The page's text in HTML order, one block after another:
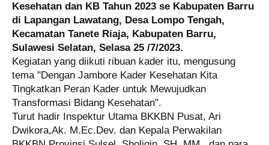
Kesehatan dan KB Tahun 2023 se Kabupaten Barru
di Lapangan Lawatang, Desa Lompo Tengah,
Kecamatan Tanete Riaja, Kabupaten Barru,
Sulawesi Selatan, Selasa 25 /7/2023.
Kegiatan yang diikuti ribuan kader itu, mengusung
tema "Dengan Jambore Kader Kesehatan Kita
Tingkatkan Peran Kader untuk Mewujudkan
Transformasi Bidang Kesehatan".
Turut hadir Inspektur Utama BKKBN Pusat, Ari
Dwikora,Ak. M.Ec.Dev. dan Kepala Perwakilan